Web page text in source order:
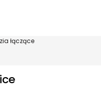
łączące